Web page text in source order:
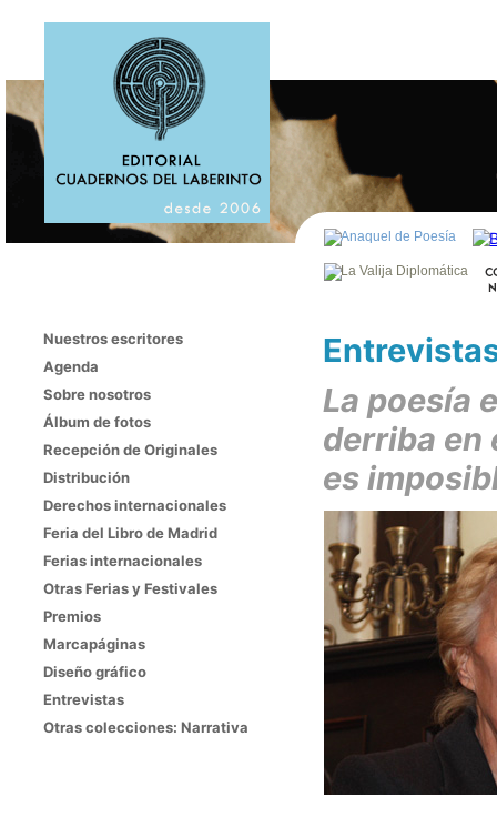
Nuestros escritores
Agenda
Sobre nosotros
Álbum de fotos
Recepción de Originales
Distribución
Derechos internacionales
Feria del Libro de Madrid
Ferias internacionales
Otras Ferias y Festivales
Premios
Marcapáginas
Diseño gráfico
Entrevistas
Otras colecciones: Narrativa
La poesía
derriba en
es